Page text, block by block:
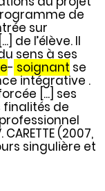
de
sur
de l’élève. Il
sens à ses
- soignant se
intégrative .
[...] ses
finalités de
(2007,
singulière et